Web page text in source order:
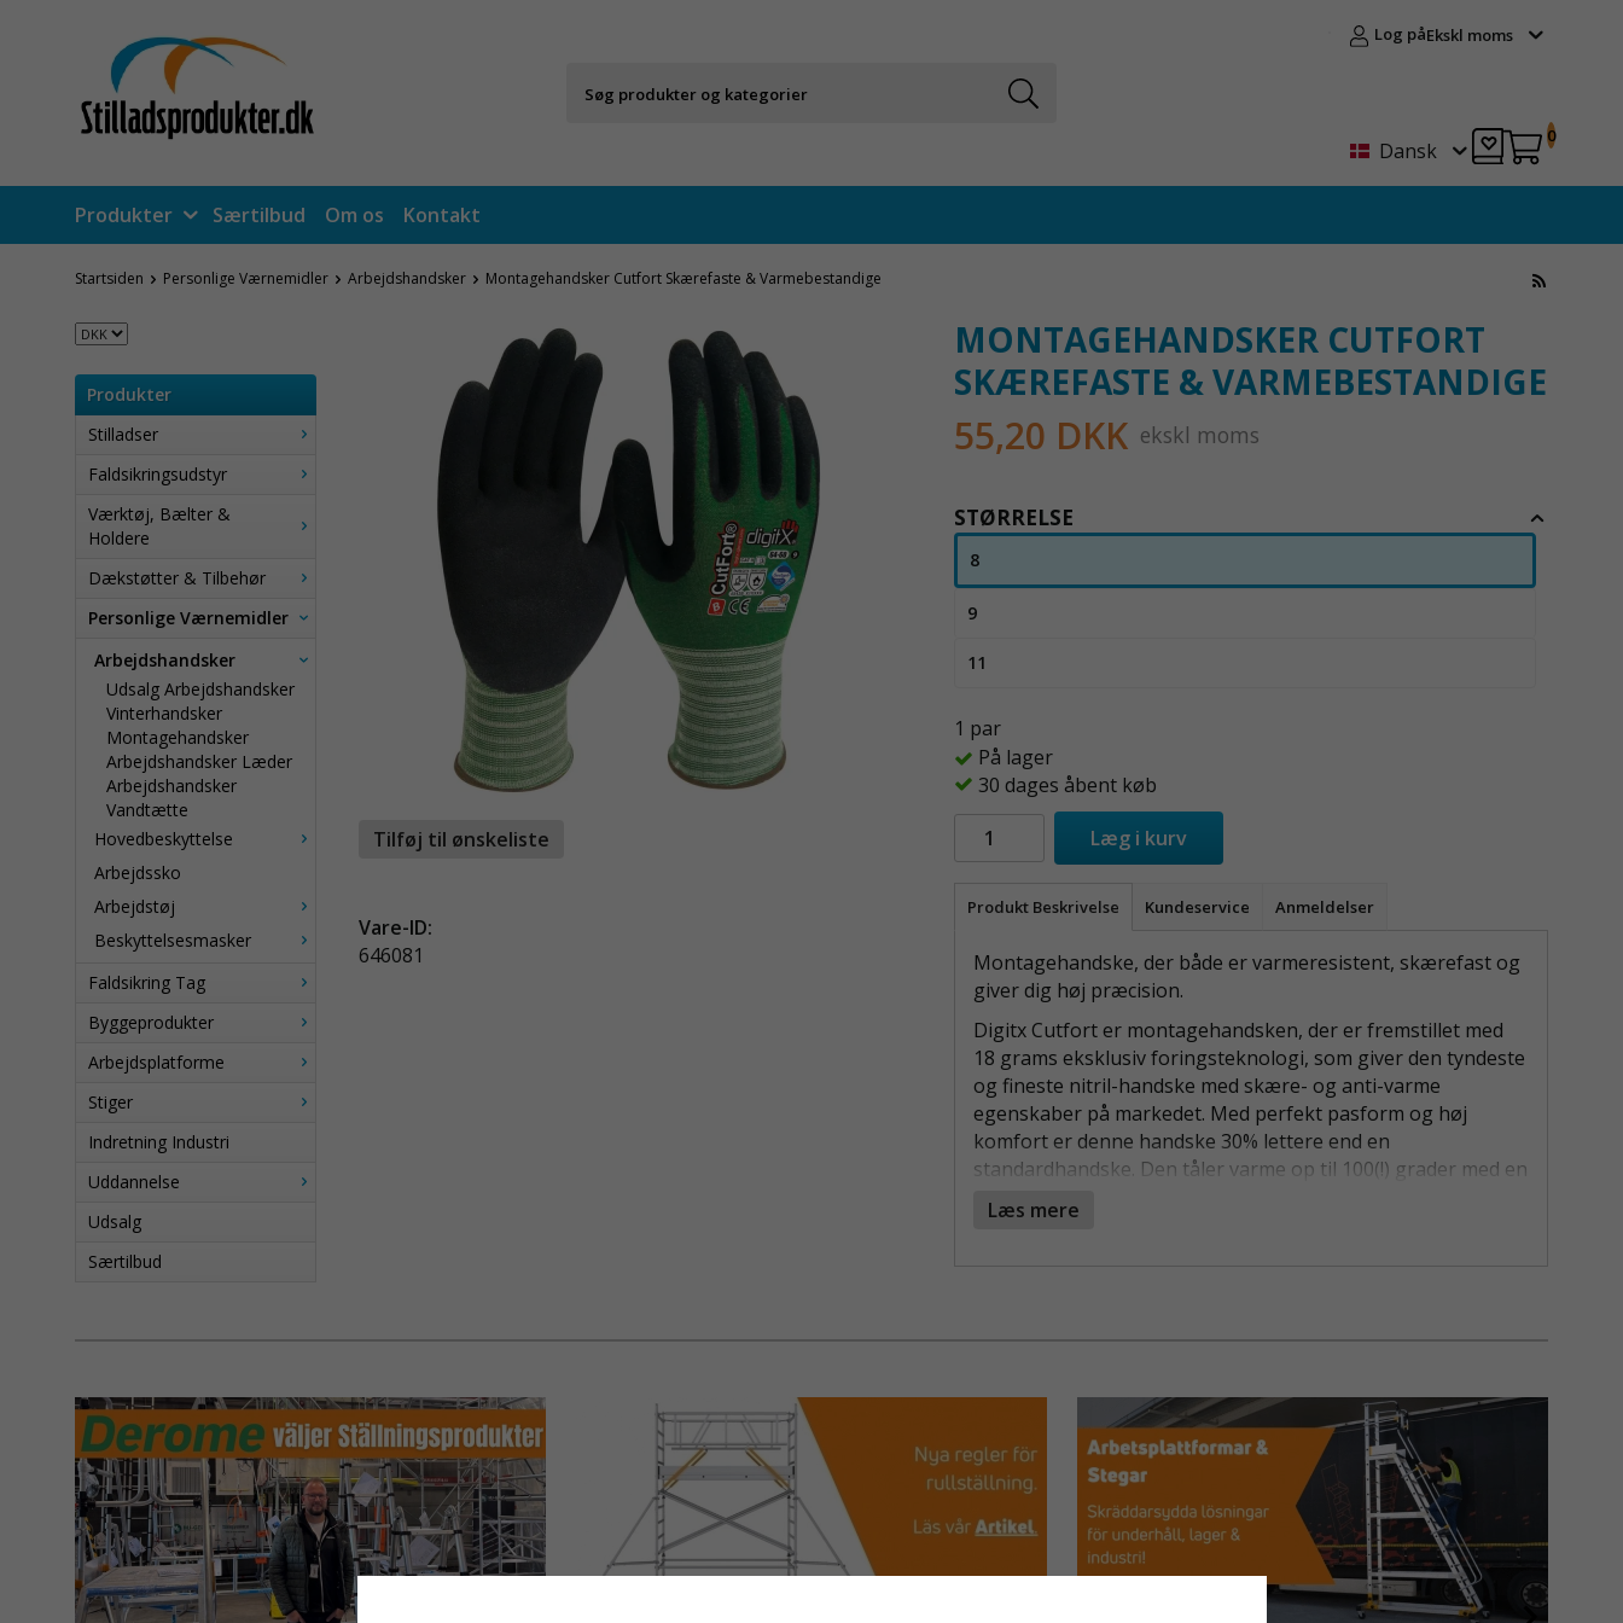
Log påEkskl moms
Dansk
0
Produkter Særtilbud Om os Kontakt
Startsiden Personlige Værnemidler Arbejdshandsker Montagehandsker Cutfort Skærefaste & Varmebestandige
Produkter
Stilladser
Faldsikringsudstyr
Værktøj, Bælter &
Holdere
Dækstøtter & Tilbehør
Personlige Værnemidler
Arbejdshandsker
Udsalg Arbejdshandsker
Vinterhandsker
Montagehandsker
Arbejdshandsker Læder
Arbejdshandsker
Vandtætte
Hovedbeskyttelse
Arbejdssko
Arbejdstøj
Beskyttelsesmasker
Faldsikring Tag
Byggeprodukter
Arbejdsplatforme
Stiger
Indretning Industri
Uddannelse
Udsalg
Særtilbud
MONTAGEHANDSKER CUTFORT
SKÆREFASTE & VARMEBESTANDIGE
55,20 DKK ekskl moms
STØRRELSE
8
9
11
1 par
På lager
30 dages åbent køb
Læg i kurv
Produkt Beskrivelse Kundeservice Anmeldelser
Montagehandske, der både er varmeresistent, skærefast og
giver dig høj præcision.
Digitx Cutfort er montagehandsken, der er fremstillet med
18 grams eksklusiv foringsteknologi, som giver den tyndeste
og fineste nitril-handske med skære- og anti-varme
egenskaber på markedet. Med perfekt pasform og høj
komfort er denne handske 30% lettere end en
standardhandske. Den tåler varme op til 100(!) grader med en
enestående fingerfærdighed (5) samt lang levetid og
maksimal slidstyrke. Den behagelige pasform og det
sikker beskyttelse, Sanitized® hygiejnefunktion. Handsken
beskyttelse og forhindre snavs og skidt i at komme ind i
Fordele:
Skærefast
Varmeresistent
Læs mere
Tilføj til ønskeliste
Vare-ID:
646081